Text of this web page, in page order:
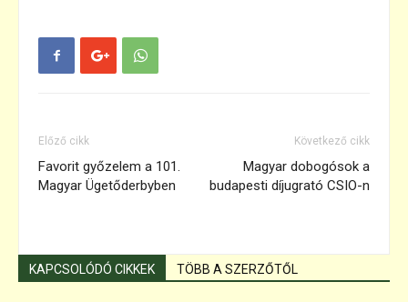
Előző cikk
Favorit győzelem a 101.
Magyar Ügetőderbyben
Következő cikk
Magyar dobogósok a
budapesti díjugrató CSIO-n
KAPCSOLÓDÓ CIKKEK TÖBB A SZERZŐTŐL